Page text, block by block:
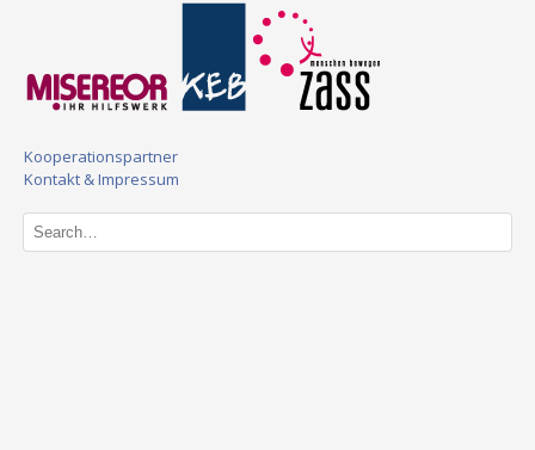
Kooperationspartner
Kontakt & Impressum